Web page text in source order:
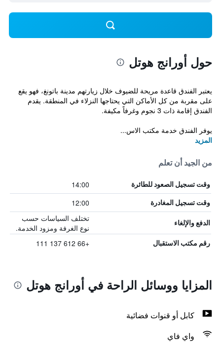
حول أورانج هوتل
يعتبر الفندق قاعدة مريحة للضيوف خلال زيارتهم مدينة باتونغ، فهو يقع
على مقربة من كل الأماكن التي يحتاجها النزلاء في المنطقة. يقدم
الفندق إقامة ذات 3 نجوم وغرفاً مكيفة.
يوفر الفندق خدمة مكتب الاس...
المزيد
من الجيد أن تعلم
وقت تسجيل الصعود للطائرة 14:00
وقت تسجيل المغادرة 12:00
الدفع والإلغاء
تختلف السياسات حسب
نوع الغرفة ومزود الخدمة.
رقم مكتب الاستقبال +66 612 137 111
المزايا ووسائل الراحة في أورانج هوتل
كابل أو قنوات فضائية
واي فاي